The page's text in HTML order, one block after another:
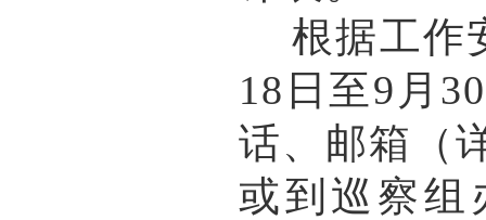
根据工作
18日至9月
话、邮箱（
或到巡察组